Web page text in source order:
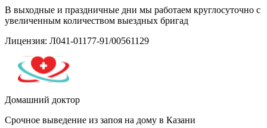
В выходные и праздничные дни мы работаем круглосуточно с
увеличенным количеством выездных бригад
Лицензия: Л041-01177-91/00561129
Домашний доктор
Срочное выведение из запоя на дому в Казани